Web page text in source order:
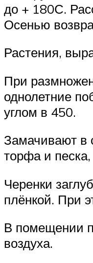
до + 180С.
Осенью
Растения,
При
однолетние
углом в 450.
Замачивают в
торфа и
Черенки
плёнкой. При
В помещении
воздуха.